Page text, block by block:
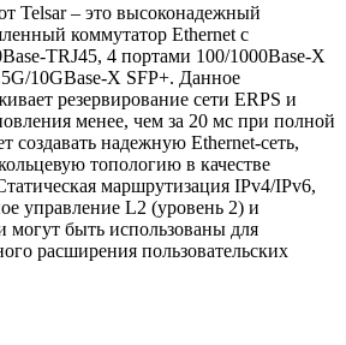
Telsar – это высоконадежный
коммутатор Ethernet с
TRJ45, 4 портами 100/1000Base-X
10GBase-X SFP+. Данное
резервирование сети ERPS и
менее, чем за 20 мс при полной
создавать надежную Ethernet-сеть,
топологию в качестве
маршрутизация IPv4/IPv6,
управление L2 (уровень 2) и
могут быть использованы для
расширения пользовательских